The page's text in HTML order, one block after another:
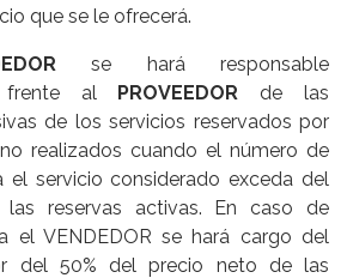
que se le ofrecerá.
se hará responsable
frente al PROVEEDOR de las
de los servicios reservados por
realizados cuando el número de
el servicio considerado exceda del
reservas activas. En caso de
el VENDEDOR se hará cargo del
del 50% del precio neto de las